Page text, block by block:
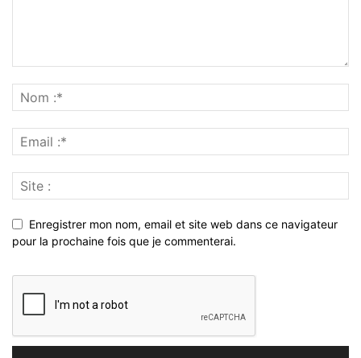
Enregistrer mon nom, email et site web dans ce navigateur
pour la prochaine fois que je commenterai.